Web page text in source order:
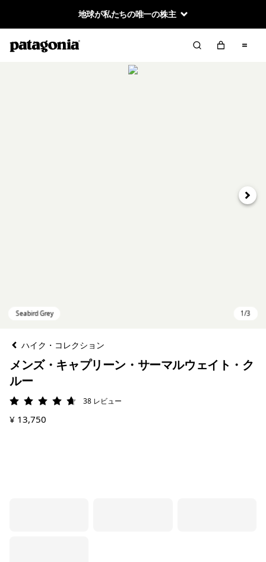
地球が私たちの唯一の株主
次へ
ハイク・コレクション
メンズ・キャプリーン・サーマルウェイト・ク
ルー
評価: 4.7 / 5
38 レビュー
¥ 13,750